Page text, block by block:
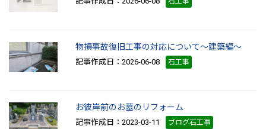
物損事故復旧工事の対応について～建築編～
記事作成日：2026-06-08 石工事
お彼岸前のお墓のリフォーム
記事作成日：2023-03-11 ブログ石工事